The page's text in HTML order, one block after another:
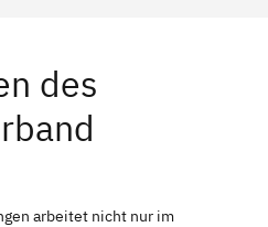
des
arbeitet nicht nur im